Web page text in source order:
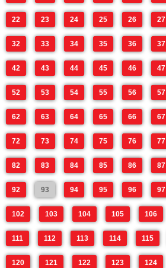
22 23 24 25 26 27
32 33 34 35 36 37
42 43 44 45 46 47
52 53 54 55 56 57
62 63 64 65 66 67
72 73 74 75 76 77
82 83 84 85 86 87
92 93 94 95 96 97
102 103 104 105 106
111 112 113 114 115
120 121 122 123 124